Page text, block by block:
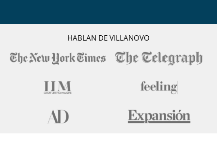
HABLAN DE VILLANOVO